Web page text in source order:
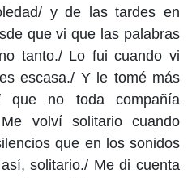
y de las tardes en
que vi que las palabras
tanto./ Lo fui cuando vi
escasa./ Y le tomé más
que no toda compañía
volví solitario cuando
que en los sonidos
solitario./ Me di cuenta